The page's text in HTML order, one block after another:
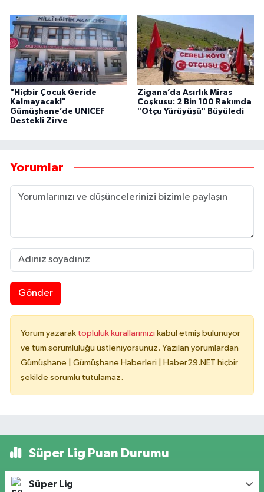
"Hiçbir Çocuk Geride
Kalmayacak!"
Gümüşhane’de UNICEF
Destekli Zirve
Zigana’da Asırlık Miras
Coşkusu: 2 Bin 100 Rakımda
"Otçu Yürüyüşü" Büyüledi
Yorumlar
Gönder
Yorum yazarak topluluk kurallarımızı kabul etmiş bulunuyor
ve tüm sorumluluğu üstleniyorsunuz. Yazılan yorumlardan
Gümüşhane | Gümüşhane Haberleri | Haber29.NET hiçbir
şekilde sorumlu tutulamaz.
Süper Lig Puan Durumu
Süper Lig